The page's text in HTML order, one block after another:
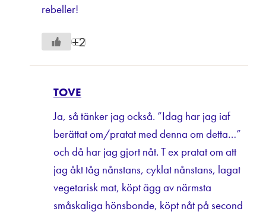
rebeller!
+2
TOVE
Ja, så tänker jag också. ”Idag har jag iaf
berättat om/pratat med denna om detta…”
och då har jag gjort nåt. T ex pratat om att
jag åkt tåg nånstans, cyklat nånstans, lagat
vegetarisk mat, köpt ägg av närmsta
småskaliga hönsbonde, köpt nåt på second